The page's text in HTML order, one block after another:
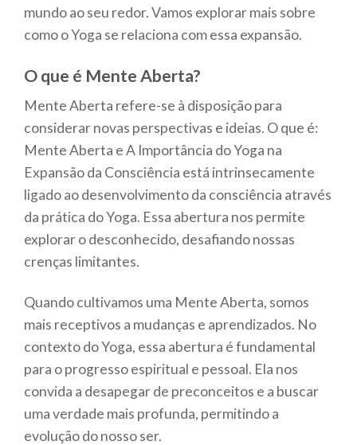
mundo ao seu redor. Vamos explorar mais sobre
como o Yoga se relaciona com essa expansão.
O que é Mente Aberta?
Mente Aberta refere-se à disposição para
considerar novas perspectivas e ideias. O que é:
Mente Aberta e A Importância do Yoga na
Expansão da Consciência está intrinsecamente
ligado ao desenvolvimento da consciência através
da prática do Yoga. Essa abertura nos permite
explorar o desconhecido, desafiando nossas
crenças limitantes.
Quando cultivamos uma Mente Aberta, somos
mais receptivos a mudanças e aprendizados. No
contexto do Yoga, essa abertura é fundamental
para o progresso espiritual e pessoal. Ela nos
convida a desapegar de preconceitos e a buscar
uma verdade mais profunda, permitindo a
evolução do nosso ser.